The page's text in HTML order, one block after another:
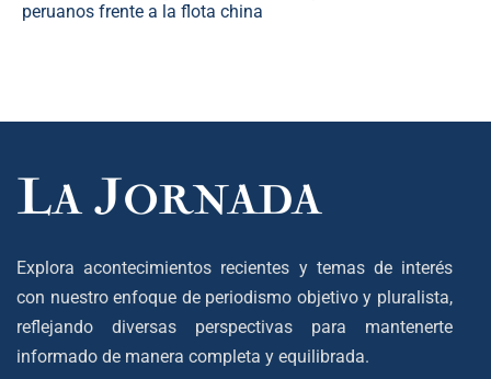
peruanos frente a la flota china
Explora acontecimientos recientes y temas de interés
con nuestro enfoque de periodismo objetivo y pluralista,
reflejando diversas perspectivas para mantenerte
informado de manera completa y equilibrada.